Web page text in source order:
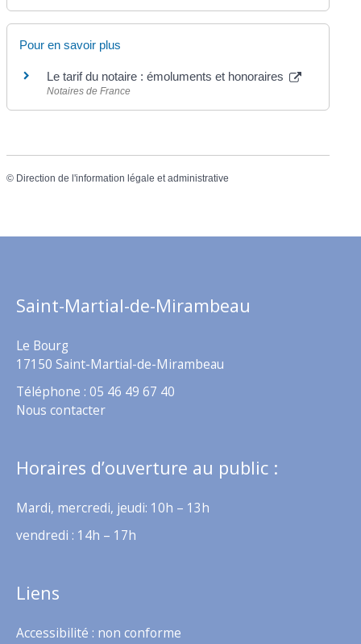
Pour en savoir plus
Le tarif du notaire : émoluments et honoraires
Notaires de France
© Direction de l'information légale et administrative
Saint-Martial-de-Mirambeau
Le Bourg
17150 Saint-Martial-de-Mirambeau
Téléphone : 05 46 49 67 40
Nous contacter
Horaires d’ouverture au public :
Mardi, mercredi, jeudi: 10h – 13h
vendredi : 14h – 17h
Liens
Accessibilité : non conforme